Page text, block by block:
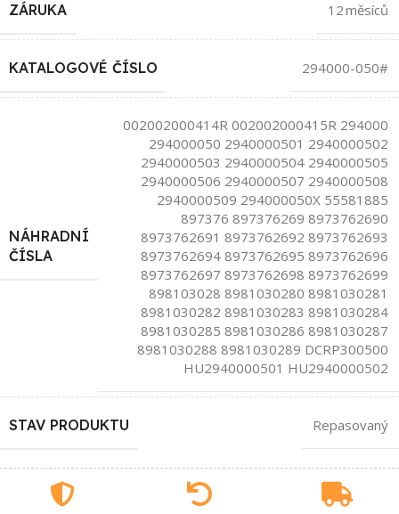
ZÁRUKA 12 měsíců
KATALOGOVÉ ČÍSLO 294000-050#
NÁHRADNÍ
ČÍSLA
002002000414R 002002000415R 294000
294000050 2940000501 2940000502
2940000503 2940000504 2940000505
2940000506 2940000507 2940000508
2940000509 294000050X 55581885
897376 897376269 8973762690
8973762691 8973762692 8973762693
8973762694 8973762695 8973762696
8973762697 8973762698 8973762699
898103028 8981030280 8981030281
8981030282 8981030283 8981030284
8981030285 8981030286 8981030287
8981030288 8981030289 DCRP300500
HU2940000501 HU2940000502
STAV PRODUKTU Repasovaný